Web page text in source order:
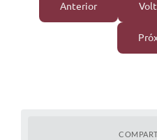
Anterior